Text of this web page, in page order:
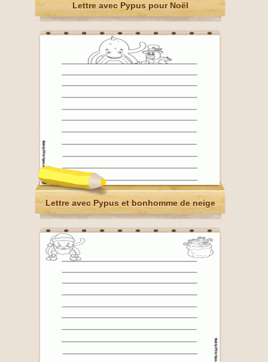
Lettre avec Pypus pour Noël
Lettre avec Pypus et bonhomme de neige